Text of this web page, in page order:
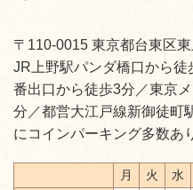
〒110-0015 東京都台東区
JR上野駅パンダ橋口から
番出口から徒歩3分／東京
分／都営大江戸線新御徒
にコインパーキング多数あ
月 火 水